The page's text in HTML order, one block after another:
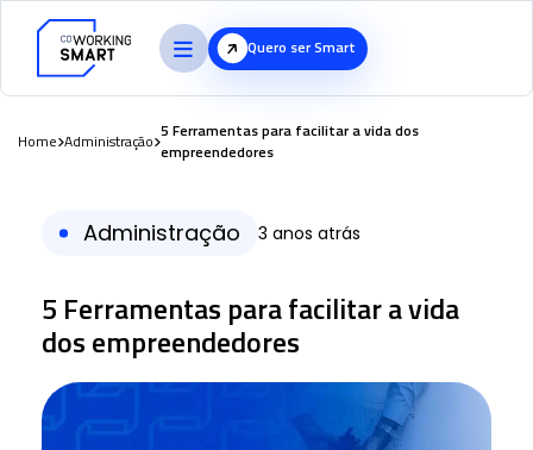
Quero ser Smart
Home Administração 5 Ferramentas para facilitar a vida dos
empreendedores
Administração 3 anos atrás
5 Ferramentas para facilitar a vida
dos empreendedores